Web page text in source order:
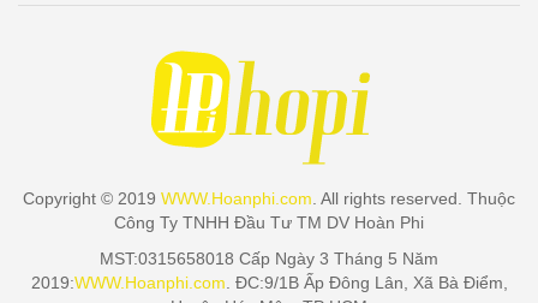
Copyright © 2019 WWW.Hoanphi.com . All rights reserved. Thuộc
Công Ty TNHH Đầu Tư TM DV Hoàn Phi
MST:0315658018 Cấp Ngày 3 Tháng 5 Năm
2019:WWW.Hoanphi.com . ĐC:9/1B Ấp Đông Lân, Xã Bà Điểm,